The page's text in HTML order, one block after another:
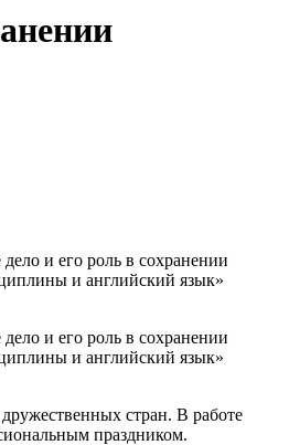
и его роль в сохранении
и английский язык»
и его роль в сохранении
и английский язык»
стран. В работе
праздником.